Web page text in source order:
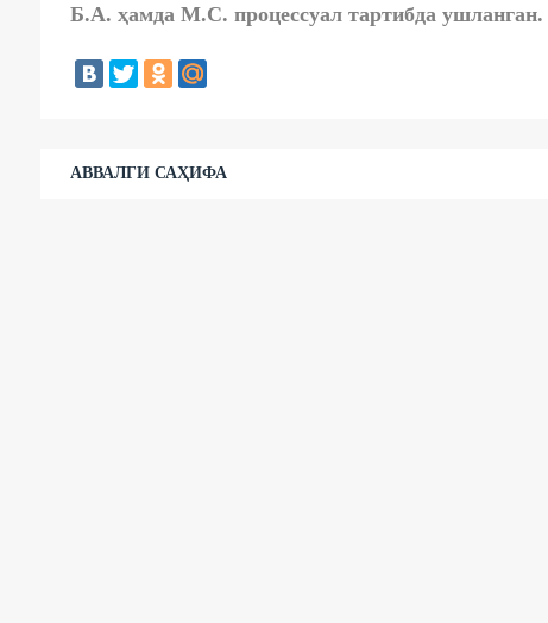
Б.А. ҳамда М.С. процессуал тартибда ушланган.
АВВАЛГИ САҲИФА